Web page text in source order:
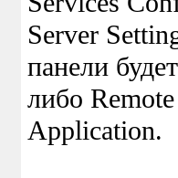
Server
панели
либо
Application.